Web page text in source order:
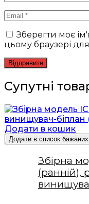
Зберегти моє
цьому браузері
Супутні
Додати в кошик
Додати в список бажаних
Збірна
(ранній),